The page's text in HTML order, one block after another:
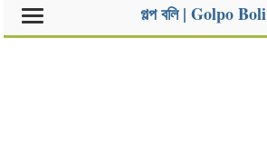
গল্প বলি | Golpo Boli